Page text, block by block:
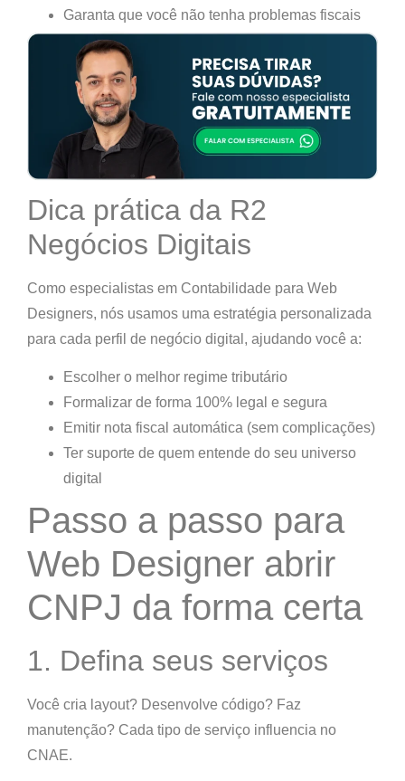
Garanta que você não tenha problemas fiscais
Dica prática da R2
Negócios Digitais
Como especialistas em Contabilidade para Web
Designers, nós usamos uma estratégia personalizada
para cada perfil de negócio digital, ajudando você a:
Escolher o melhor regime tributário
Formalizar de forma 100% legal e segura
Emitir nota fiscal automática (sem complicações)
Ter suporte de quem entende do seu universo
digital
Passo a passo para
Web Designer abrir
CNPJ da forma certa
1. Defina seus serviços
Você cria layout? Desenvolve código? Faz
manutenção? Cada tipo de serviço influencia no
CNAE.